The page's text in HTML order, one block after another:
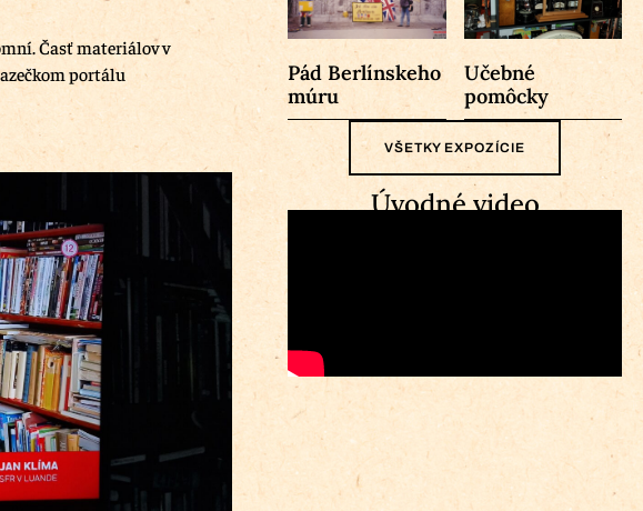
Časť materiálov v
portálu
Pád Berlínskeho
múru
Učebné
pomôcky
VŠETKY EXPOZÍCIE
Úvodné video